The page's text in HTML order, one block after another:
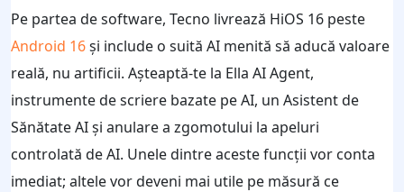
Pe partea de software, Tecno livrează HiOS 16 peste
Android 16și include o suită AI menită să aducă valoare
reală, nu artificii. Așteaptă-te la Ella AI Agent,
instrumente de scriere bazate pe AI, un Asistent de
Sănătate AI și anulare a zgomotului la apeluri
controlată de AI. Unele dintre aceste funcții vor conta
imediat; altele vor deveni mai utile pe măsură ce